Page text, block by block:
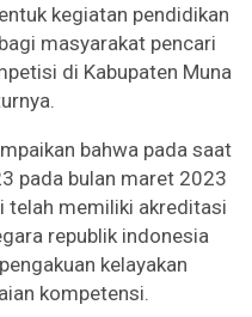
kegiatan pendidikan
masyarakat pencari
di Kabupaten Muna
bahwa pada saat
pada bulan maret 2023
telah memiliki akreditasi
republik indonesia
kelayakan
kompetensi.